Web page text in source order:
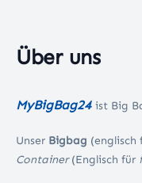
Über uns
MyBigBag24 ist Big
Unser Bigbag (englisch
Container (Englisch für